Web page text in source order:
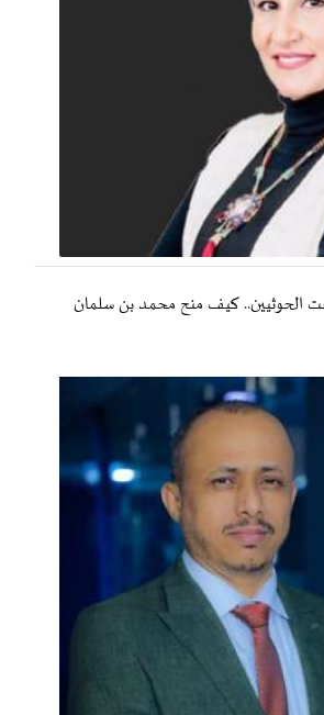
الحوثيين.. كيف منح محمد بن سلمان